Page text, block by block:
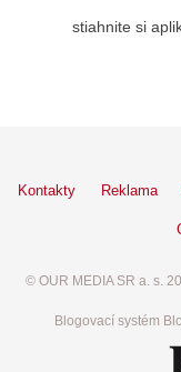
stiahnite si
Kontakty Reklama
© OUR MEDIA SR a. s.
Blogovací systém